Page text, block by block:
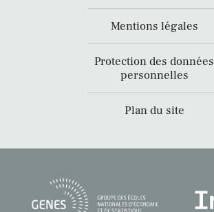
Mentions légales
Protection des données
personnelles
Plan du site